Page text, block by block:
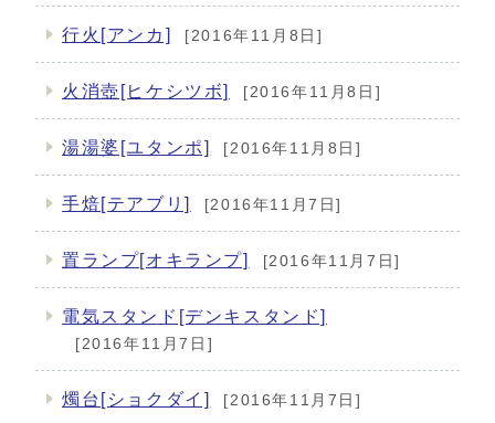
行火[アンカ] [2016年11月8日]
火消壺[ヒケシツボ] [2016年11月8日]
湯湯婆[ユタンポ] [2016年11月8日]
手焙[テアブリ] [2016年11月7日]
置ランプ[オキランプ] [2016年11月7日]
電気スタンド[デンキスタンド]
[2016年11月7日]
燭台[ショクダイ] [2016年11月7日]